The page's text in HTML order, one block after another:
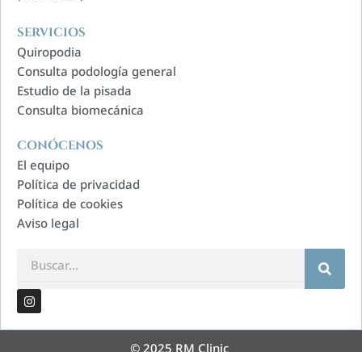
SERVICIOS
Quiropodia
Consulta podología general
Estudio de la pisada
Consulta biomecánica
CONÓCENOS
El equipo
Política de privacidad
Política de cookies
Aviso legal
I
n
t
© 2025 RM Clinic